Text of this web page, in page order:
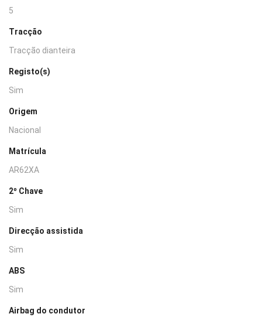
5
Tracção
Tracção dianteira
Registo(s)
Sim
Origem
Nacional
Matrícula
AR62XA
2º Chave
Sim
Direcção assistida
Sim
ABS
Sim
Airbag do condutor